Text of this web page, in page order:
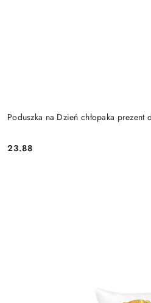
Poduszka na Dzień chłopaka prezent
Cena:
23.88